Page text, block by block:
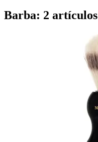
Barba: 2 artículos